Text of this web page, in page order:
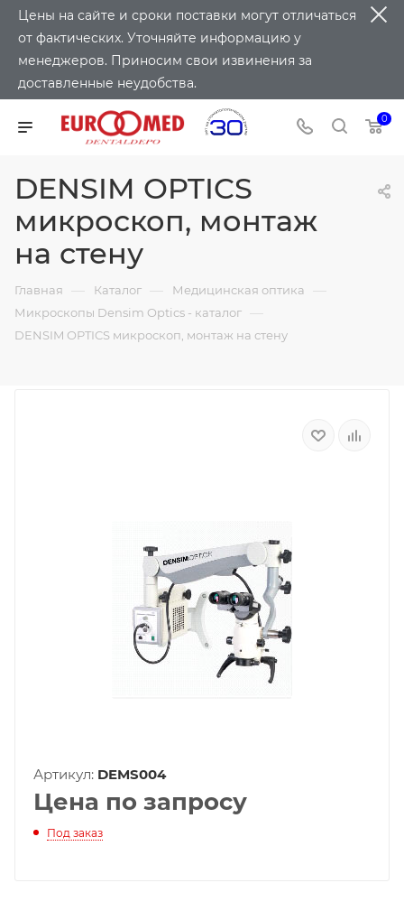
Цены на сайте и сроки поставки могут отличаться
от фактических. Уточняйте информацию у
менеджеров. Приносим свои извинения за
доставленные неудобства.
0
DENSIM OPTICS
микроскоп, монтаж
на стену
Главная — Каталог — Медицинская оптика —
Микроскопы Densim Optics - каталог —
DENSIM OPTICS микроскоп, монтаж на стену
Артикул: DEMS004
Цена по запросу
Под заказ